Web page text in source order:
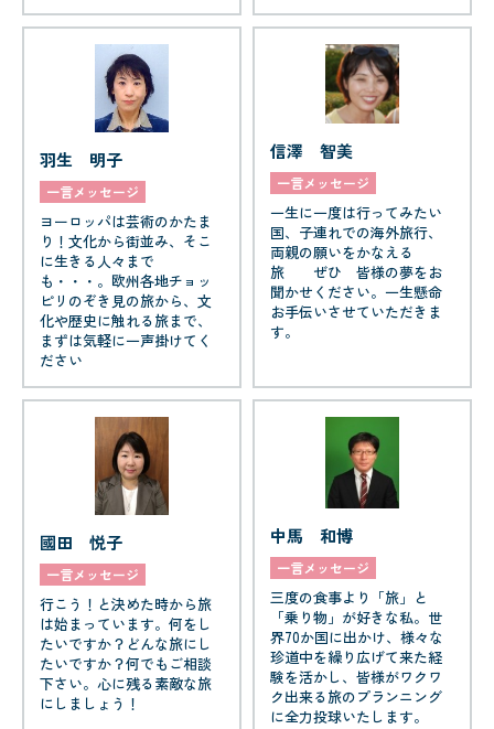
羽生 明子
一言メッセージ
ヨーロッパは芸術のかたま
り！文化から街並み、そこ
に生きる人々まで
も・・・。欧州各地チョッ
ピリのぞき見の旅から、文
化や歴史に触れる旅まで、
まずは気軽に一声掛けてく
ださい
信澤 智美
一言メッセージ
一生に一度は行ってみたい
国、子連れでの海外旅行、
両親の願いをかなえる
旅 ぜひ 皆様の夢をお
聞かせください。一生懸命
お手伝いさせていただきま
す。
國田 悦子
一言メッセージ
行こう！と決めた時から旅
は始まっています。何をし
たいですか？どんな旅にし
たいですか？何でもご相談
下さい。心に残る素敵な旅
にしましょう！
中馬 和博
一言メッセージ
三度の食事より「旅」と
「乗り物」が好きな私。世
界70か国に出かけ、様々な
珍道中を繰り広げて来た経
験を活かし、皆様がワクワ
ク出来る旅のプランニング
に全力投球いたします。